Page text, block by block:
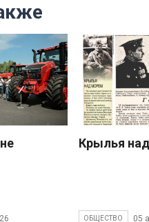
Крылья
ОБЩЕСТВО 05